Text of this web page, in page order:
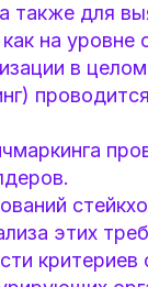
также для
на
в
этих
критериев